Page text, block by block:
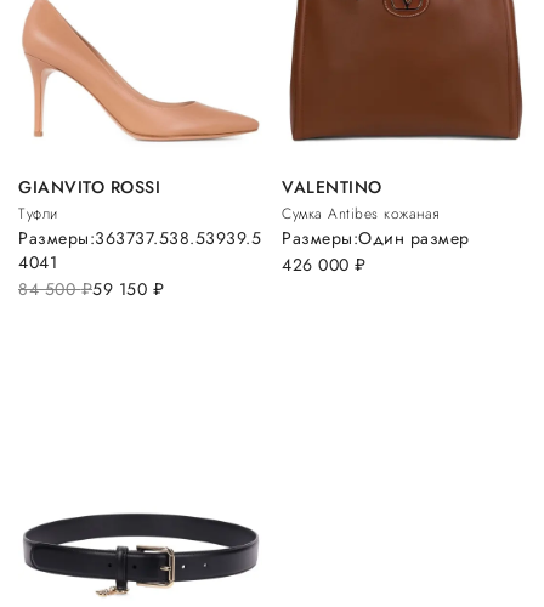
GIANVITO ROSSI
Туфли
84 500руб.59 150 руб.
Размеры:363737.538.53939.5
4041
VALENTINO
Сумка Antibes кожаная
426 000руб.
Размеры:Один размер